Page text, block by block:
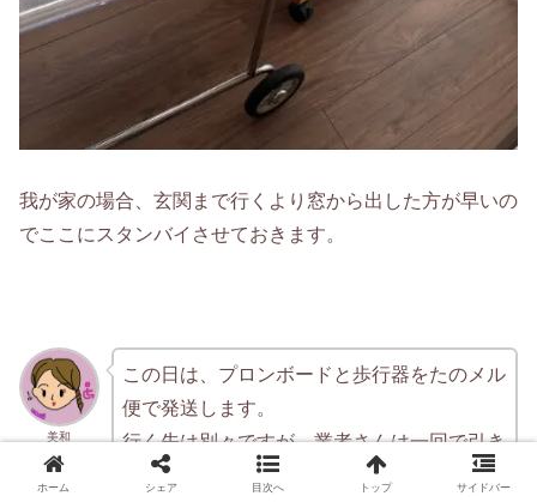
我が家の場合、玄関まで行くより窓から出した方が早いの
でここにスタンバイさせておきます。
美和
この日は、プロンボードと歩行器をたのメル
便で発送します。
行く先は別々ですが、業者さんは一回で引き
取ってくれました。
ホーム シェア 目次へ トップ サイドバー